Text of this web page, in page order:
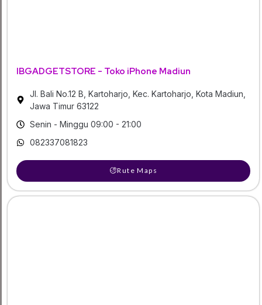
IBGADGETSTORE - Toko iPhone Madiun
Jl. Bali No.12 B, Kartoharjo, Kec. Kartoharjo, Kota Madiun,
Jawa Timur 63122
Senin - Minggu 09:00 - 21:00
082337081823
Rute Maps